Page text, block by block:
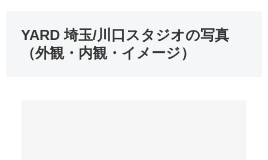
YARD 埼玉/川口スタジオの写真
（外観・内観・イメージ）